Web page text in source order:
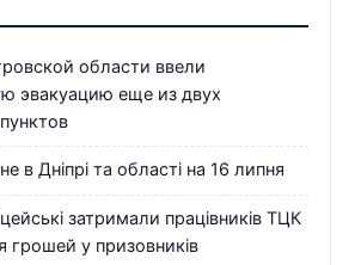
области ввели
эвакуацию еще из двух
в Дніпрі та області на 16 липня
затримали працівників ТЦК
грошей у призовників